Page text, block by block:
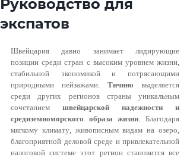
Руководство для
экспатов
Швейцария давно занимает лидирующие
позиции среди стран с высоким уровнем жизни,
стабильной экономикой и потрясающими
природными пейзажами. Тичино выделяется
среди других регионов страны уникальным
сочетанием швейцарской надежности и
средиземноморского образа жизни. Благодаря
мягкому климату, живописным видам на озеро,
благоприятной деловой среде и привлекательной
налоговой системе этот регион становится все